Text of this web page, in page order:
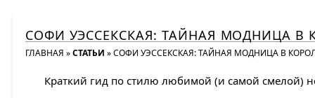
СОФИ УЭССЕКСКАЯ: ТАЙНАЯ МОДНИЦА В
ГЛАВНАЯ »СТАТЬИ »СОФИ УЭССЕКСКАЯ: ТАЙНАЯ МОДНИЦА В
Краткий гид по стилю любимой (и самой смелой)